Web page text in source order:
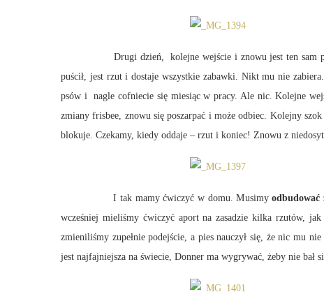
Drugi dzień, kolejne wejście i znowu jest ten sam
puścił, jest rzut i dostaje wszystkie zabawki. Nikt mu nie
psów i nagle cofniecie się miesiąc w pracy. Ale nic. Kolejne
zmiany frisbee, znowu się poszarpać i może odbiec. Kolejny
blokuje. Czekamy, kiedy oddaje – rzut i koniec! Znowu z
I tak mamy ćwiczyć w domu. Musimyodbudować
wcześniej mieliśmy ćwiczyć aport na zasadzie kilka rzutów,
zmieniliśmy zupełnie podejście, a pies nauczył się, że nic mu
jest najfajniejsza na świecie, Donner ma wygrywać, żeby nie bał